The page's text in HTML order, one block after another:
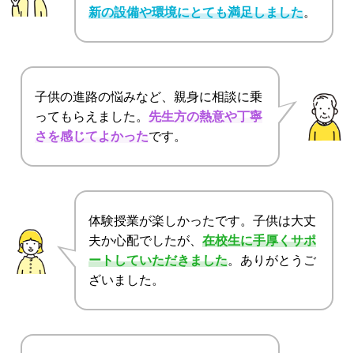
新の設備や環境にとても満足しました。
子供の進路の悩みなど、親身に相談に乗
ってもらえました。 先生方の熱意や丁寧
さを感じてよかったです。
体験授業が楽しかったです。子供は大丈
夫か心配でしたが、 在校生に手厚くサポ
ートしていただきました。ありがとうご
ざいました。